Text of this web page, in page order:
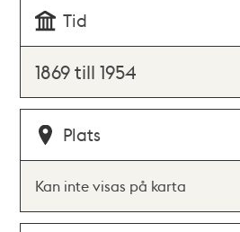
Tid
1869 till 1954
Plats
Kan inte visas på karta